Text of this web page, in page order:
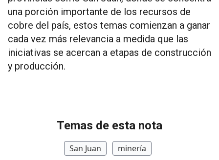
una porción importante de los recursos de
cobre del país, estos temas comienzan a ganar
cada vez más relevancia a medida que las
iniciativas se acercan a etapas de construcción
y producción.
Temas de esta nota
San Juan minería